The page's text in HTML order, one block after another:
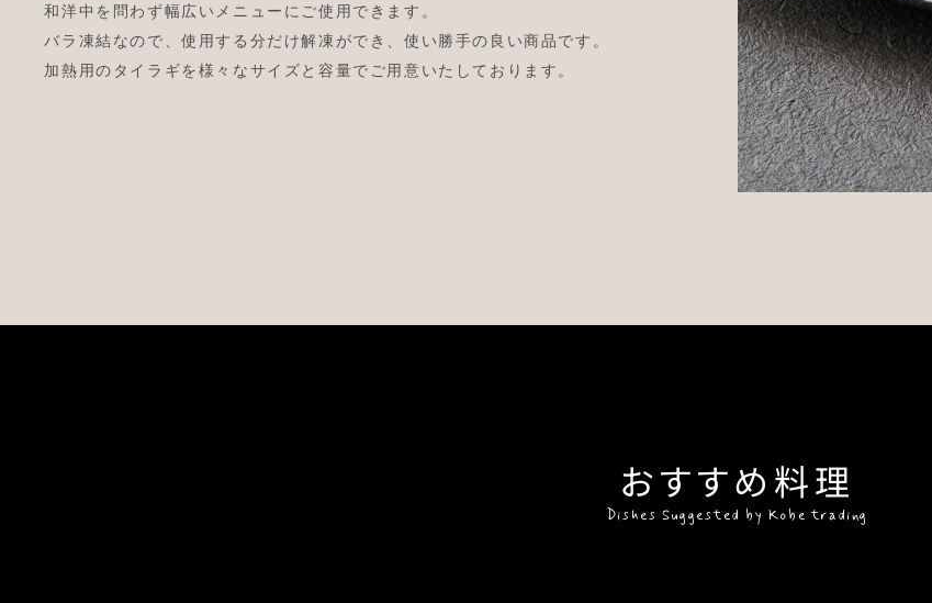
和洋中を問わず幅広いメニューにご使用できます。
バラ凍結なので、使用する分だけ解凍ができ、使い勝手の良い商品です。
加熱用のタイラギを様々なサイズと容量でご用意いたしております。
おすすめ料理
Dishes Suggested by Kobe trading